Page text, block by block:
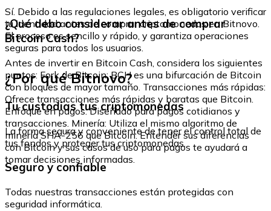
Sí. Debido a las regulaciones legales, es obligatorio verificar
tu identidad antes de comprar criptomonedas en Bitnovo.
El proceso es sencillo y rápido, y garantiza operaciones
seguras para todos los usuarios.
¿Qué debo considerar antes de comprar
Bitcoin Cash?
Antes de invertir en Bitcoin Cash, considera los siguientes
puntos: Fork de Bitcoin: BCH es una bifurcación de Bitcoin
con bloques de mayor tamaño. Transacciones más rápidas:
Ofrece transacciones más rápidas y baratas que Bitcoin.
Enfoque en pagos: Diseñado para pagos cotidianos y
transacciones. Minería: Utiliza el mismo algoritmo de
minería SHA-256 que Bitcoin. Entender sus diferencias
con Bitcoin y sus casos de uso para pagos te ayudará a
tomar decisiones informadas.
¿Por qué Bitnovo?
Tu custodias tus criptomonedas
La forma segura y conveniente de tener el control total de
tus fondos y proteger tus criptomonedas.
Seguro y confiable
Todas nuestras transacciones están protegidas con
seguridad informática.